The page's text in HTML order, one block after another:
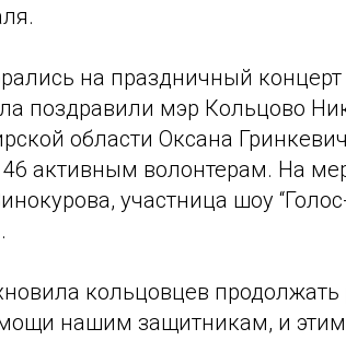
на праздничный концерт
поздравили мэр Кольцово
области Оксана
активным волонтерам. На
участница шоу
кольцовцев продолжать
нашим защитникам, и